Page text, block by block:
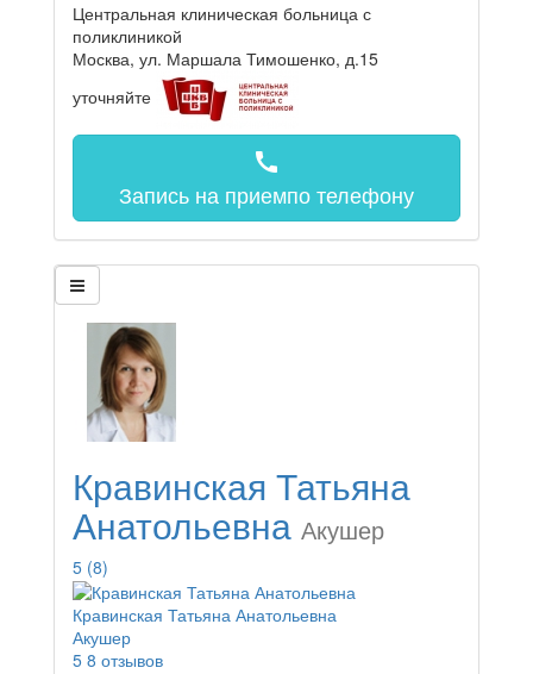
Центральная клиническая больница с
поликлиникой
Москва, ул. Маршала Тимошенко, д.15
уточняйте
call
Запись на приемпо телефону
Кравинская Татьяна
Анатольевна Акушер
5 (8)
Кравинская Татьяна Анатольевна
Акушер
5 8 отзывов